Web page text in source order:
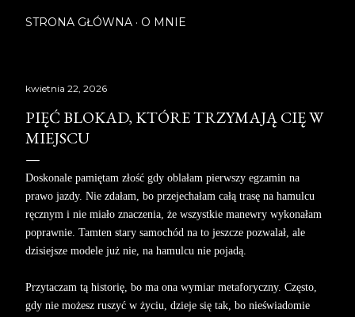
STRONA GŁÓWNA O MNIE
kwietnia 22, 2026
PIĘĆ BLOKAD, KTÓRE TRZYMAJĄ CIĘ W
MIEJSCU
Doskonale pamiętam złość gdy oblałam pierwszy egzamin na
prawo jazdy. Nie zdałam, bo przejechałam całą trasę na hamulcu
ręcznym i nie miało znaczenia, że wszystkie manewry wykonałam
poprawnie. Tamten stary samochód na to jeszcze pozwalał, ale
dzisiejsze modele już nie, na hamulcu nie pojadą.
Przytaczam tą historię, bo ma ona wymiar metaforyczny. Często,
gdy nie możesz ruszyć w życiu, dzieje się tak, bo nieświadomie